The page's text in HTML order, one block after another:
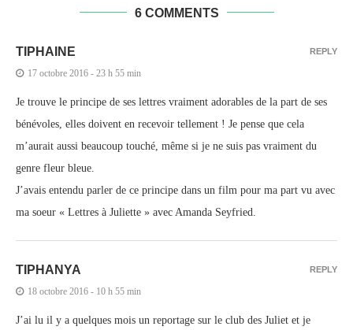
6 COMMENTS
TIPHAINE
17 octobre 2016 - 23 h 55 min
Je trouve le principe de ses lettres vraiment adorables de la part de ses
bénévoles, elles doivent en recevoir tellement ! Je pense que cela
m’aurait aussi beaucoup touché, même si je ne suis pas vraiment du
genre fleur bleue.
J’avais entendu parler de ce principe dans un film pour ma part vu avec
ma soeur « Lettres à Juliette » avec Amanda Seyfried.
REPLY
TIPHANYA
18 octobre 2016 - 10 h 55 min
J’ai lu il y a quelques mois un reportage sur le club des Juliet et je
REPLY